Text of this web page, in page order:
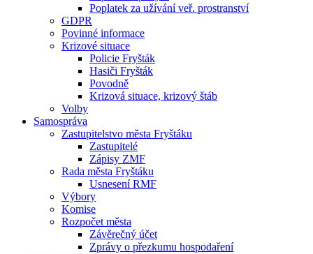
Poplatek za užívání veř. prostranství
GDPR
Povinné informace
Krizové situace
Policie Fryšták
Hasiči Fryšták
Povodně
Krizová situace, krizový štáb
Volby
Samospráva
Zastupitelstvo města Fryštáku
Zastupitelé
Zápisy ZMF
Rada města Fryštáku
Usnesení RMF
Výbory
Komise
Rozpočet města
Závěrečný účet
Zprávy o přezkumu hospodaření